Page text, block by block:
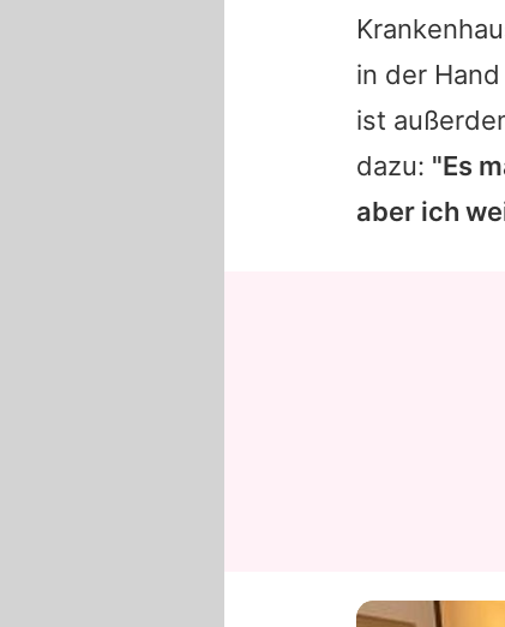
in der
ist
dazu: "Es
aber ich